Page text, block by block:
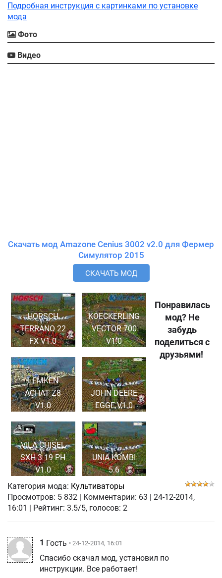
Подробная инструкция с картинками по установке
мода
Фото
Видео
Скачать мод Amazone Cenius 3002 v2.0 для Фермер
Симулятор 2015
СКАЧАТЬ МОД
HORSCH
TERRANO 22
FX V1.0
KOECKERLING
VECTOR 700
V1.0
LEMKEN
ACHAT Z8
V1.0
JOHN DEERE
EGGE V1.0
VILA CHISEL
SXH 3 19 PH
V1.0
UNIA KOMBI
5.6
Понравилась
мод? Не
забудь
поделиться с
друзьями!
Категория мода: Культиваторы
Просмотров: 5 832 Комментарии: 63
24-12-2014,
16:01
| Рейтинг: 3.5/5, голосов: 2
1 Гость • 24-12-2014, 16:01
Спасибо скачал мод, установил по
инструкции. Все работает!